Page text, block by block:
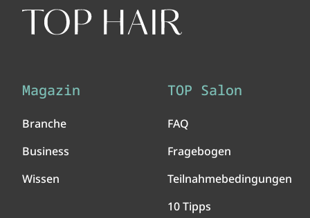
Magazin
Branche
Business
Wissen
TOP Salon
FAQ
Fragebogen
Teilnahmebedingungen
10 Tipps